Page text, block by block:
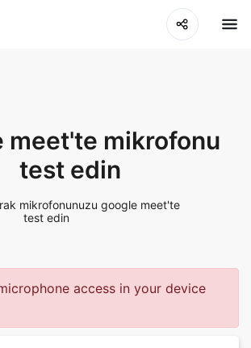
meet'te mikrofonu
test edin
mikrofonunuzu google meet'te
test edin
access in your device